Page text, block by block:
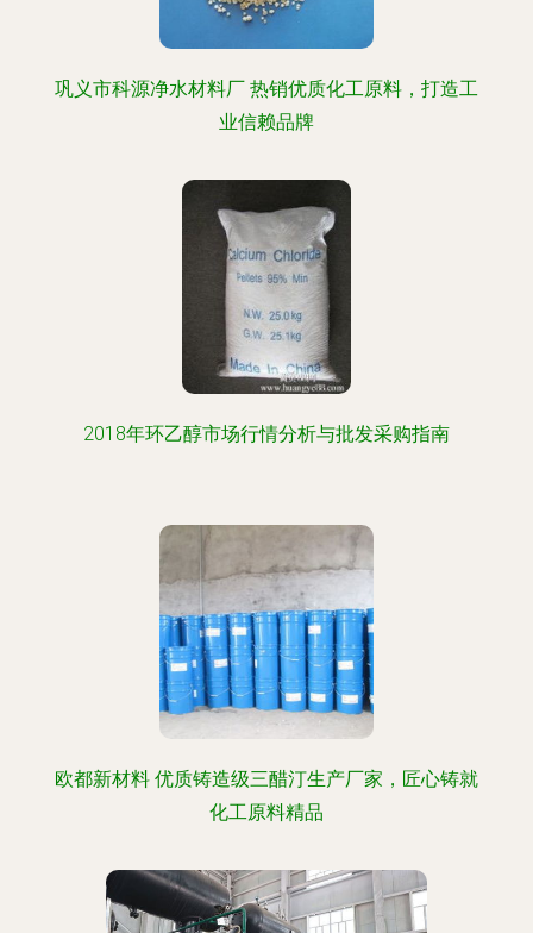
巩义市科源净水材料厂 热销优质化工原料，打造工
业信赖品牌
2018年环乙醇市场行情分析与批发采购指南
欧都新材料 优质铸造级三醋汀生产厂家，匠心铸就
化工原料精品